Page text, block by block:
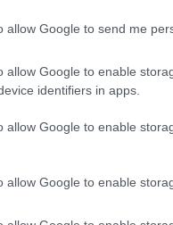
allow Google to send me
allow Google to enable
identifiers in apps.
allow Google to enable
allow Google to enable
ότι
κάτοικος
2024
(ή
και δεν